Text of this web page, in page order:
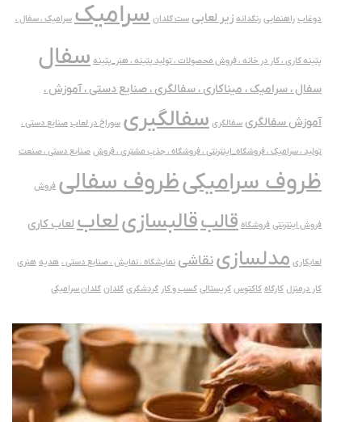
دوغاب راهنمایی رنگدانه زیر لعابی ست گلدان سرامیک سرامیک ، سفال ،
پتینه کاری ، کار در خانه ، فروش محصولات ، تولید پتینه ، هنر_پتینه سفال
سفال ، سرامیک ، میناکاری ، سفالگری ، صنایع دستی ، آموزش ،
آموزش سفالگری سفالگری سفالگیری سوراخ در لعاب صنایع دستی ،
تولید ، سرامیک ، فروشگاه_اینترنتی ، فروشگاه ، جذب مشتری ، فروش صنایع دستی ، صنعت
ظروف سرامیکیظروف سفالی فروش
فروش اینترنتی فروشگاه قالبقالبسازیلعابلعاب کاری
لعابکاری مدلسازینقاشی نمایشگاه ، نمایش ، صنایع دستی ، هدیه هنری
کار درمنزل کارگاه کاکتوس کریستالی کسب و کار گردشگری گلدان گلدان سرامیکی